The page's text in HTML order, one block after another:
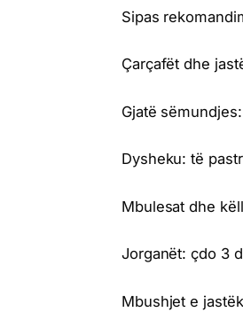
Sipas
Çarçafët dhe
Gjatë
Dysheku: të
Mbulesat dhe
Jorganët: çdo 3
Mbushjet e